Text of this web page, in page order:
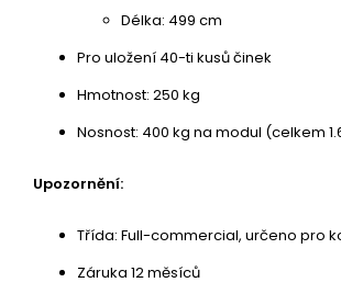
Délka: 499 cm
Pro uložení 40-ti kusů činek
Hmotnost: 250 kg
Nosnost: 400 kg na modul (celkem
Upozornění:
Třída: Full-commercial, určeno pro
Záruka 12 měsíců